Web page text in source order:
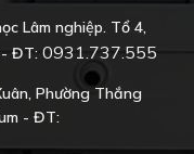
Lâm nghiệp. Tổ 4,
- ĐT: 0931.737.555
Phường Thắng
- ĐT: